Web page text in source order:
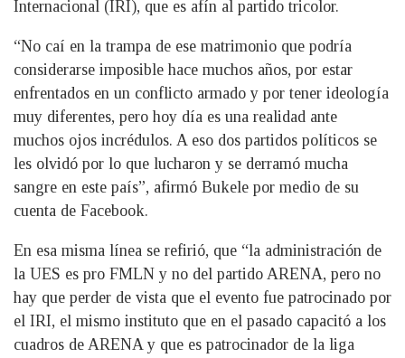
Internacional (IRI), que es afín al partido tricolor.
“No caí en la trampa de ese matrimonio que podría
considerarse imposible hace muchos años, por estar
enfrentados en un conflicto armado y por tener ideología
muy diferentes, pero hoy día es una realidad ante
muchos ojos incrédulos. A eso dos partidos políticos se
les olvidó por lo que lucharon y se derramó mucha
sangre en este país”, afirmó Bukele por medio de su
cuenta de Facebook.
En esa misma línea se refirió, que “la administración de
la UES es pro FMLN y no del partido ARENA, pero no
hay que perder de vista que el evento fue patrocinado por
el IRI, el mismo instituto que en el pasado capacitó a los
cuadros de ARENA y que es patrocinador de la liga